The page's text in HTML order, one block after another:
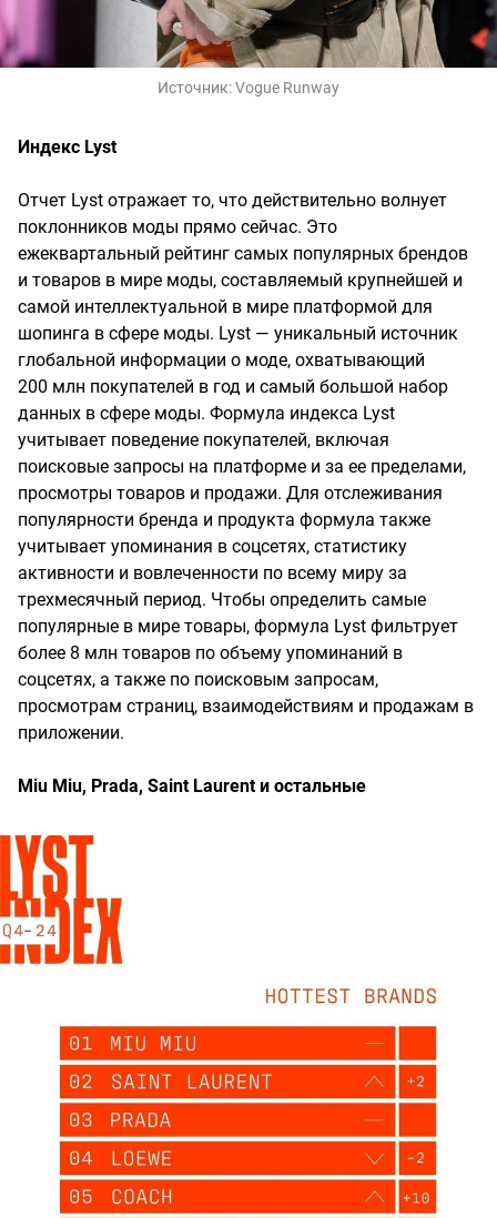
Источник:Vogue Runway
Индекс Lyst
Отчет Lyst отражает то, что действительно волнует
поклонников моды прямо сейчас. Это
ежеквартальный рейтинг самых популярных брендов
и товаров в мире моды, составляемый крупнейшей и
самой интеллектуальной в мире платформой для
шопинга в сфере моды. Lyst — уникальный источник
глобальной информации о моде, охватывающий
200 млн покупателей в год и самый большой набор
данных в сфере моды. Формула индекса Lyst
учитывает поведение покупателей, включая
поисковые запросы на платформе и за ее пределами,
просмотры товаров и продажи. Для отслеживания
популярности бренда и продукта формула также
учитывает упоминания в соцсетях, статистику
активности и вовлеченности по всему миру за
трехмесячный период. Чтобы определить самые
популярные в мире товары, формула Lyst фильтрует
более 8 млн товаров по объему упоминаний в
соцсетях, а также по поисковым запросам,
просмотрам страниц, взаимодействиям и продажам в
приложении.
Miu Miu, Prada, Saint Laurent и остальные